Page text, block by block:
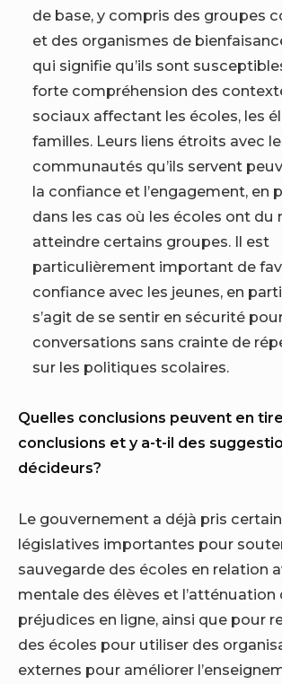
de base, y compris des groupes
et des organismes de
qui signifie qu’ils sont
forte compréhension des
sociaux affectant les écoles, les
familles. Leurs liens étroits avec
communautés qu’ils servent
la confiance et l’engagement, en
dans les cas où les écoles ont du
atteindre certains groupes. Il est
particulièrement important de
confiance avec les jeunes, en
s’agit de se sentir en sécurité
conversations sans crainte de
sur les politiques scolaires.
Quelles conclusions peuvent en
conclusions et y a-t-il des
décideurs?
Le gouvernement a déjà pris
législatives importantes pour
sauvegarde des écoles en relation
mentale des élèves et l’atténuation
préjudices en ligne, ainsi que pour
des écoles pour utiliser des
externes pour améliorer